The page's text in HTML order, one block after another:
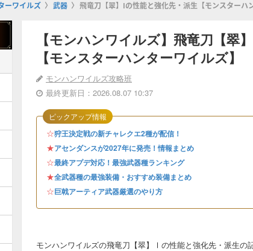
ーワイルズ 武器 飛竜刀【翠】Ⅰの性能と強化先・派生【モンスターハ
【モンハンワイルズ】飛竜刀【翠
【モンスターハンターワイルズ】
モンハンワイルズ攻略班
最終更新日：2026.08.07 10:37
☆狩王決定戦の新チャレクエ2種が配信！
★アセンダンスが2027年に発売！情報まとめ
☆最終アプデ対応！最強武器種ランキング
★全武器種の最強装備・おすすめ装備まとめ
☆巨戟アーティア武器厳選のやり方
ピックアップ情報
モンハンワイルズの飛竜刀【翠】Ⅰの性能と強化先・派生の